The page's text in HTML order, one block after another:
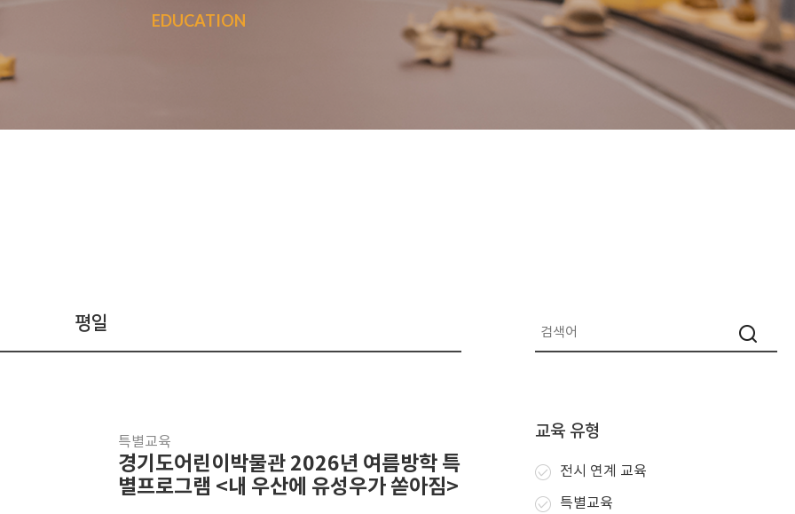
EDUCATION
평일
특별교육
경기도어린이박물관 2026년 여름방학 특
별프로그램 <내 우산에 유성우가 쏟아짐>
교육 유형
전시 연계 교육
특별교육